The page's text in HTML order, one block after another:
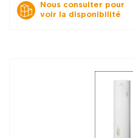
Nous consulter pour
voir la disponibilité